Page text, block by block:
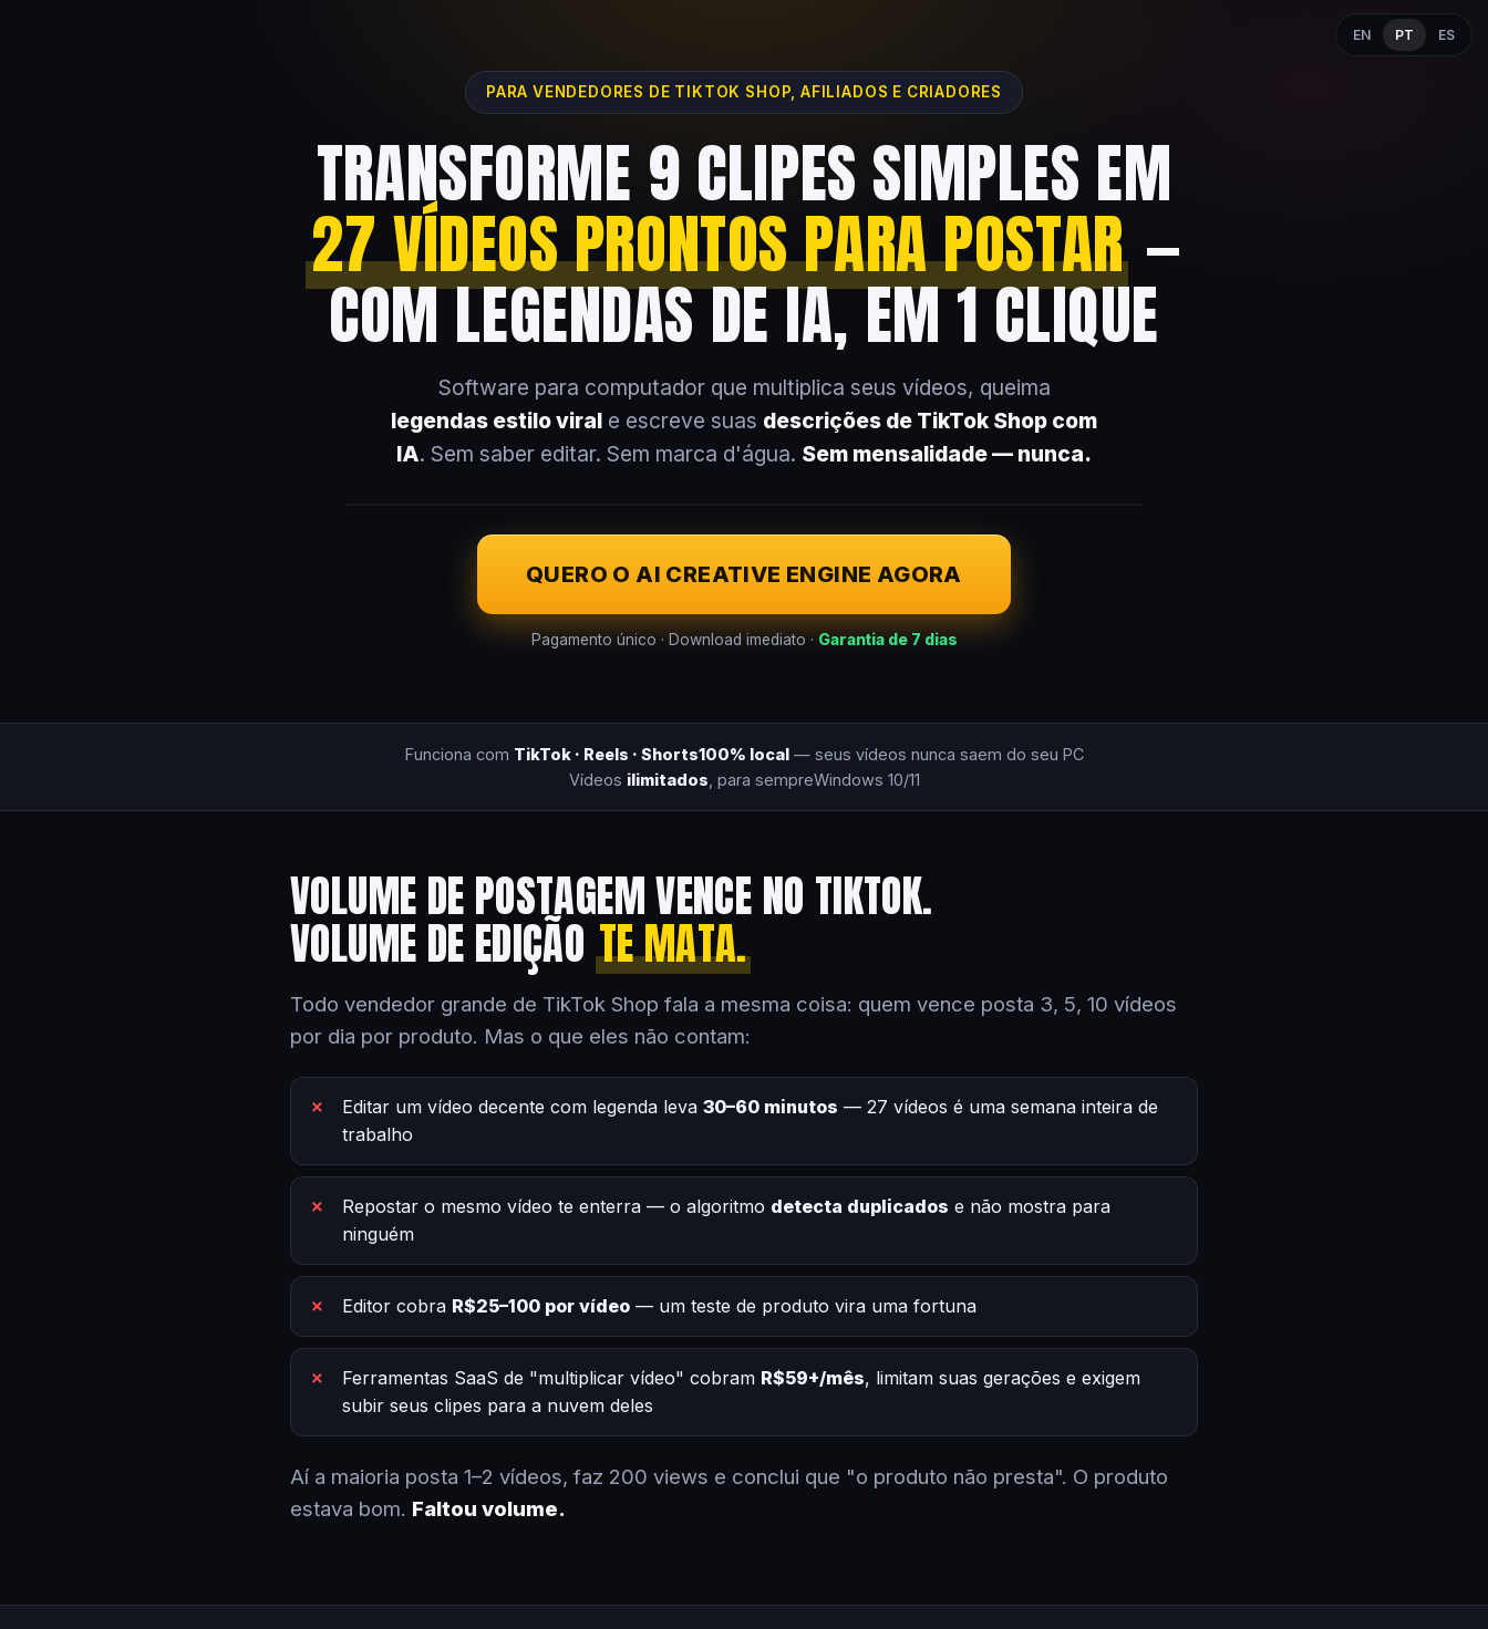
EN PT ES
PARA VENDEDORES DE TIKTOK SHOP, AFILIADOS E CRIADORES
TRANSFORME 9 CLIPES SIMPLES EM
27 VÍDEOS PRONTOS PARA POSTAR —
COM LEGENDAS DE IA, EM 1 CLIQUE
Software para computador que multiplica seus vídeos, queima
legendas estilo viral e escreve suas descrições de TikTok Shop com
IA. Sem saber editar. Sem marca d'água. Sem mensalidade — nunca.
QUERO O AI CREATIVE ENGINE AGORA
Pagamento único · Download imediato · Garantia de 7 dias
Funciona com TikTok · Reels · Shorts100% local— seus vídeos nunca saem do seu PC
Vídeos ilimitados , para sempreWindows 10/11
VOLUME DE POSTAGEM VENCE NO TIKTOK.
VOLUME DE EDIÇÃO TE MATA.
Todo vendedor grande de TikTok Shop fala a mesma coisa: quem vence posta 3, 5, 10 vídeos
por dia por produto. Mas o que eles não contam:
Editar um vídeo decente com legenda leva 30–60 minutos — 27 vídeos é uma semana inteira de
trabalho
Repostar o mesmo vídeo te enterra — o algoritmo detecta duplicados e não mostra para
ninguém
Editor cobra R$25–100 por vídeo — um teste de produto vira uma fortuna
Ferramentas SaaS de "multiplicar vídeo" cobram R$59+/mês, limitam suas gerações e exigem
subir seus clipes para a nuvem deles
Aí a maioria posta 1–2 vídeos, faz 200 views e conclui que "o produto não presta". O produto
estava bom. Faltou volume.